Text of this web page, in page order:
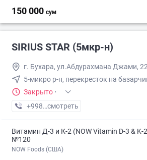
150 000 сум
SIRIUS STAR (5мкр-н)
г. Бухара, ул.Абдурахмана Джами,
5-микро р-н, перекресток на
Закрыто ·
+998 (99) XXX-XX-XX
смотреть
Витамин Д-3 и К-2 (NOW Vitamin D-3 & K-
№120
NOW Foods (США)